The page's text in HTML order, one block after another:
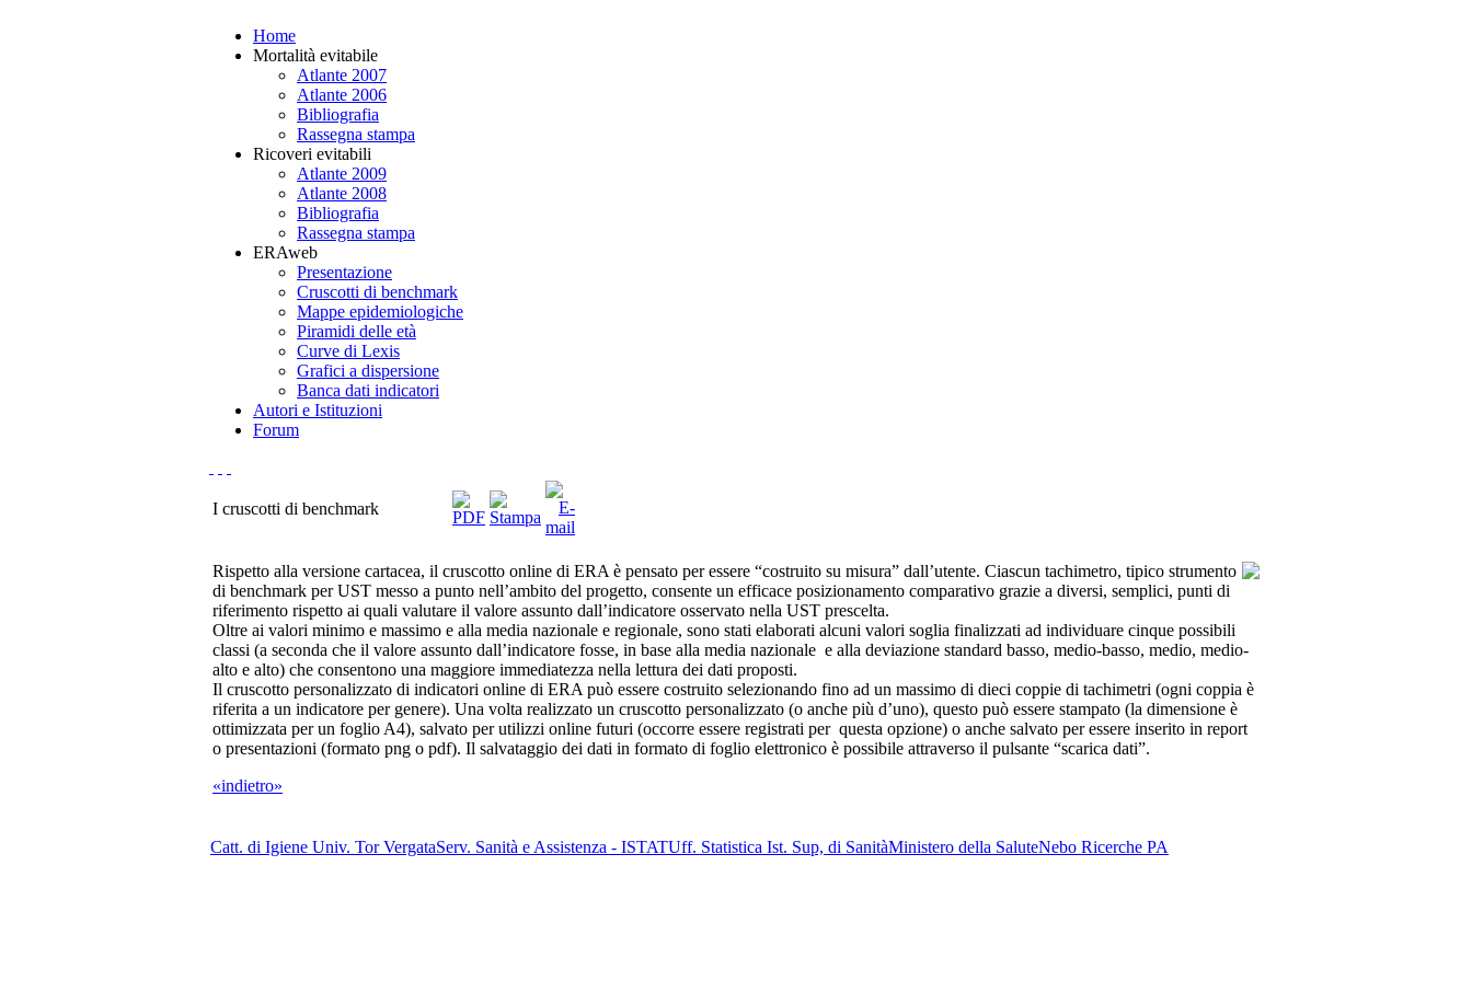
Home
Mortalità evitabile
Atlante 2007
Atlante 2006
Bibliografia
Rassegna stampa
Ricoveri evitabili
Atlante 2009
Atlante 2008
Bibliografia
Rassegna stampa
ERAweb
Presentazione
Cruscotti di benchmark
Mappe epidemiologiche
Piramidi delle età
Curve di Lexis
Grafici a dispersione
Banca dati indicatori
Autori e Istituzioni
Forum
I cruscotti di benchmark
Rispetto alla versione cartacea, il cruscotto online di ERA è pensato per essere “costruito su misura” dall’utente. Ciascun tachimetro, tipico strumento
di benchmark per UST messo a punto nell’ambito del progetto, consente un efficace posizionamento comparativo grazie a diversi, semplici, punti di
riferimento rispetto ai quali valutare il valore assunto dall’indicatore osservato nella UST prescelta.
Oltre ai valori minimo e massimo e alla media nazionale e regionale, sono stati elaborati alcuni valori soglia finalizzati ad individuare cinque possibili
classi (a seconda che il valore assunto dall’indicatore fosse, in base alla media nazionale e alla deviazione standard basso, medio-basso, medio, medio-
alto e alto) che consentono una maggiore immediatezza nella lettura dei dati proposti.
Il cruscotto personalizzato di indicatori online di ERA può essere costruito selezionando fino ad un massimo di dieci coppie di tachimetri (ogni coppia è
riferita a un indicatore per genere). Una volta realizzato un cruscotto personalizzato (o anche più d’uno), questo può essere stampato (la dimensione è
ottimizzata per un foglio A4), salvato per utilizzi online futuri (occorre essere registrati per questa opzione) o anche salvato per essere inserito in report
o presentazioni (formato png o pdf). Il salvataggio dei dati in formato di foglio elettronico è possibile attraverso il pulsante “scarica dati”.
«indietro»
Catt. di Igiene Univ. Tor VergataServ. Sanità e Assistenza - ISTATUff. Statistica Ist. Sup, di SanitàMinistero della SaluteNebo Ricerche PA